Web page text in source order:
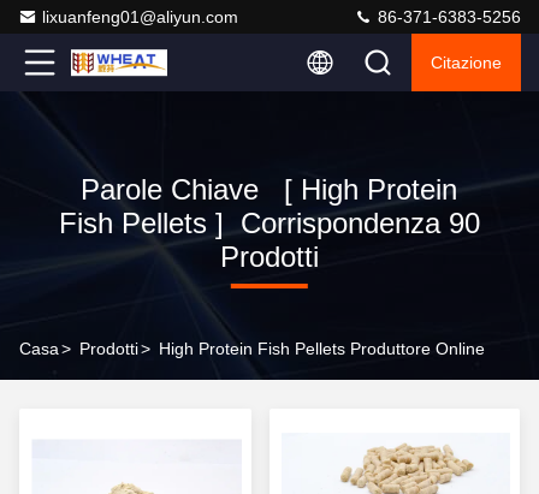
lixuanfeng01@aliyun.com 86-371-6383-5256
Citazione
Parole Chiave [ High Protein
Fish Pellets ] Corrispondenza 90
Prodotti
Casa> Prodotti> High Protein Fish Pellets Produttore Online